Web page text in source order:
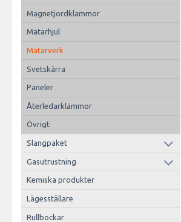
Magnetjordklammor
Matarhjul
Matarverk
Svetskärra
Paneler
Återledarklämmor
Övrigt
Slangpaket
Gasutrustning
Kemiska produkter
Lägesställare
Rullbockar